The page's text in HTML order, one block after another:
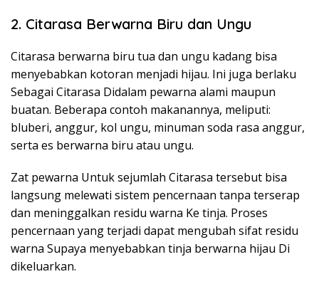
2. Citarasa Berwarna Biru dan Ungu
Citarasa berwarna biru tua dan ungu kadang bisa
menyebabkan kotoran menjadi hijau. Ini juga berlaku
Sebagai Citarasa Didalam pewarna alami maupun
buatan. Beberapa contoh makanannya, meliputi:
bluberi, anggur, kol ungu, minuman soda rasa anggur,
serta es berwarna biru atau ungu.
Zat pewarna Untuk sejumlah Citarasa tersebut bisa
langsung melewati sistem pencernaan tanpa terserap
dan meninggalkan residu warna Ke tinja. Proses
pencernaan yang terjadi dapat mengubah sifat residu
warna Supaya menyebabkan tinja berwarna hijau Di
dikeluarkan.